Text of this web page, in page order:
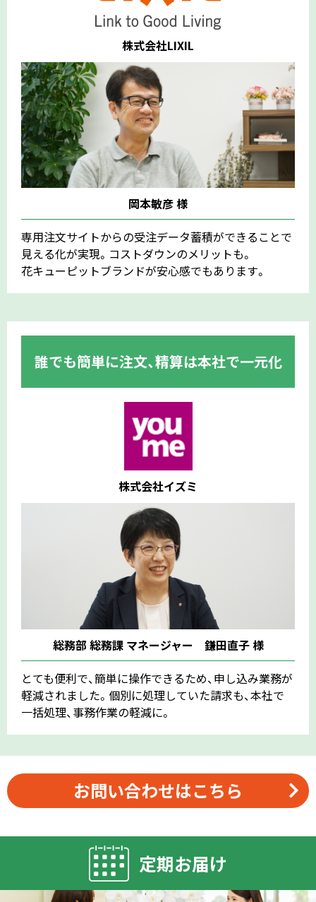
株式会社LIXIL
岡本敏彦 様
専用注文サイトからの受注データ蓄積ができることで
見える化が実現。コストダウンのメリットも。
花キューピットブランドが安心感でもあります。
誰でも簡単に注文、精算は本社で一元化
株式会社イズミ
総務部 総務課 マネージャー 鎌田直子 様
とても便利で、簡単に操作できるため、申し込み業務が
軽減されました。個別に処理していた請求も、本社で
一括処理、事務作業の軽減に。
お問い合わせはこちら
定期お届け